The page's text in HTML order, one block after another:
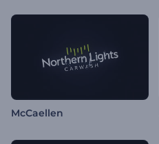
McCaellen